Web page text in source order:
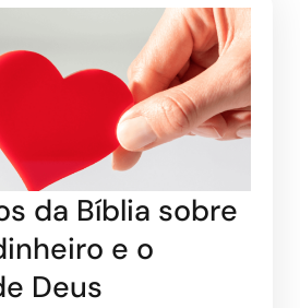
da Bíblia sobre
e o
Deus